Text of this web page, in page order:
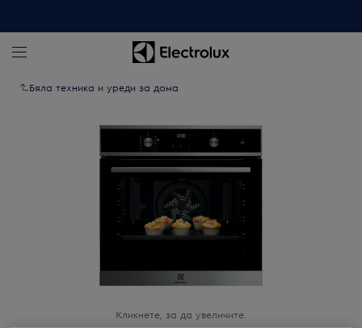
Бяла техника и уреди за дома
Кликнете, за да увеличите.